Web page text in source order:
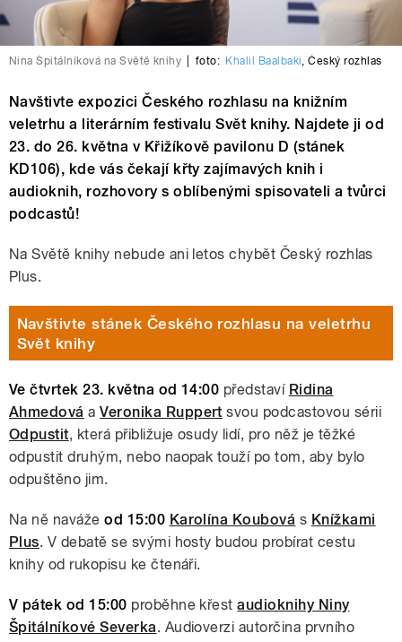
Nina Špitálníková na Světě knihy foto: Khalil Baalbaki,Český rozhlas
Navštivte expozici Českého rozhlasu na knižním
veletrhu a literárním festivalu Svět knihy. Najdete ji od
23. do 26. května v Křižíkově pavilonu D (stánek
KD106), kde vás čekají křty zajímavých knih i
audioknih, rozhovory s oblíbenými spisovateli a tvůrci
podcastů!
Na Světě knihy nebude ani letos chybět Český rozhlas
Plus.
Navštivte stánek Českého rozhlasu na veletrhu
Svět knihy
Ve čtvrtek 23. května od 14:00 představí Ridina
Ahmedová aVeronika Ruppert svou podcastovou sérii
Odpustit, která přibližuje osudy lidí, pro něž je těžké
odpustit druhým, nebo naopak touží po tom, aby bylo
odpuštěno jim.
Na ně navážeod 15:00 Karolína Koubová s Knížkami
Plus. V debatě se svými hosty budou probírat cestu
knihy od rukopisu ke čtenáři.
V pátek od 15:00 proběhne křestaudioknihy Niny
Špitálníkové Severka. Audioverzi autorčina prvního